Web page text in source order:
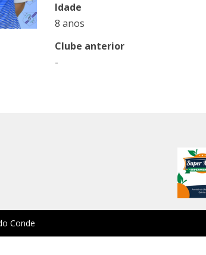
Idade
8 anos
Clube anterior
-
Conde